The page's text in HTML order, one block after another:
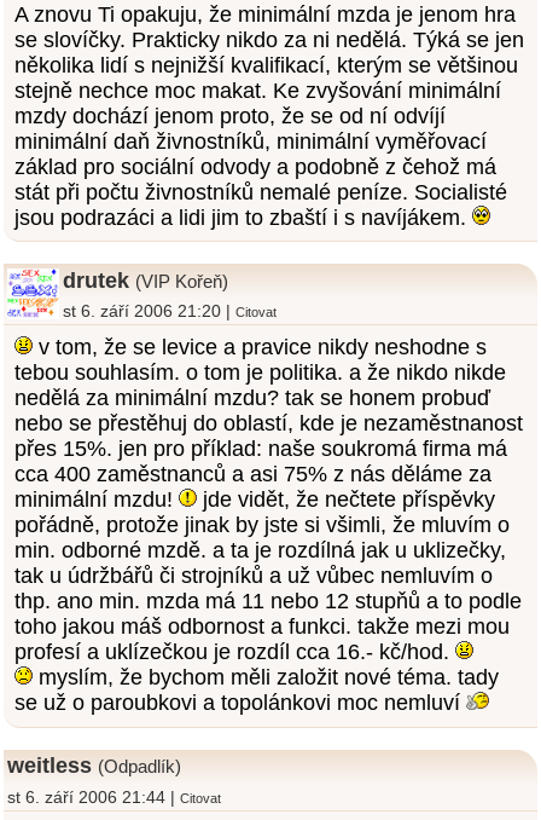
A znovu Ti opakuju, že minimální mzda je jenom hra
se slovíčky. Prakticky nikdo za ni nedělá. Týká se jen
několika lidí s nejnižší kvalifikací, kterým se většinou
stejně nechce moc makat. Ke zvyšování minimální
mzdy dochází jenom proto, že se od ní odvíjí
minimální daň živnostníků, minimální vyměřovací
základ pro sociální odvody a podobně z čehož má
stát při počtu živnostníků nemalé peníze. Socialisté
jsou podrazáci a lidi jim to zbaští i s navíjákem.
drutek (VIP Kořeň)
st 6. září 2006 21:20 |Citovat
v tom, že se levice a pravice nikdy neshodne s
tebou souhlasím. o tom je politika. a že nikdo nikde
nedělá za minimální mzdu? tak se honem probuď
nebo se přestěhuj do oblastí, kde je nezaměstnanost
přes 15%. jen pro příklad: naše soukromá firma má
cca 400 zaměstnanců a asi 75% z nás děláme za
minimální mzdu!
jde vidět, že nečtete příspěvky
pořádně, protože jinak by jste si všimli, že mluvím o
min. odborné mzdě. a ta je rozdílná jak u uklizečky,
tak u údržbářů či strojníků a už vůbec nemluvím o
thp. ano min. mzda má 11 nebo 12 stupňů a to podle
toho jakou máš odbornost a funkci. takže mezi mou
profesí a uklízečkou je rozdíl cca 16.- kč/hod.
myslím, že bychom měli založit nové téma. tady
se už o paroubkovi a topolánkovi moc nemluví
weitless (Odpadlík)
st 6. září 2006 21:44 | Citovat